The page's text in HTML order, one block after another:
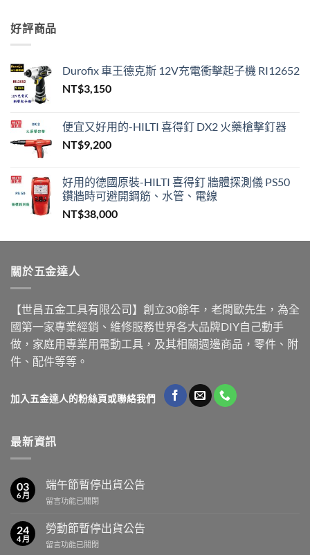
到
NT$650
好評商品
Durofix 車王德克斯 12V充電衝擊起子機 RI12652
NT$3,150
便宜又好用的-HILTI 喜得釘 DX2 火藥槍擊釘器
NT$9,200
好用的德國原裝-HILTI 喜得釘 牆體探測儀 PS50
鑽牆時可避開鋼筋、水管、電線
NT$38,000
關於五金達人
【世昌五金工具有限公司】創立30餘年，老闆歐先生，為全
國第一家專業經銷、維修服務世界各大品牌DIY自己動手
做，家庭用專業用電動工具，及其相關週邊商品，零件、附
件、配件等等。
加入五金達人的粉絲頁或聯絡我們
最新資訊
03
6 月
端午節暫停出貨公告
在
午
節
暫
留言功能已關閉
24
4 月
勞動節暫停出貨公告
在
留言功能已關閉